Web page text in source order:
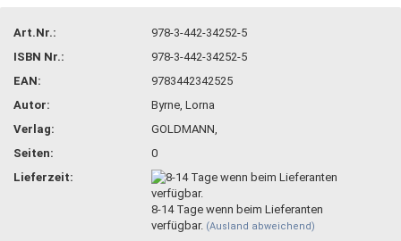
Art.Nr.:
978-3-442-34252-5
ISBN Nr.:
978-3-442-34252-5
EAN:
9783442342525
Autor:
Byrne, Lorna
Verlag:
GOLDMANN,
Seiten:
0
Lieferzeit:
8-14 Tage wenn beim Lieferanten
verfügbar. (Ausland abweichend)